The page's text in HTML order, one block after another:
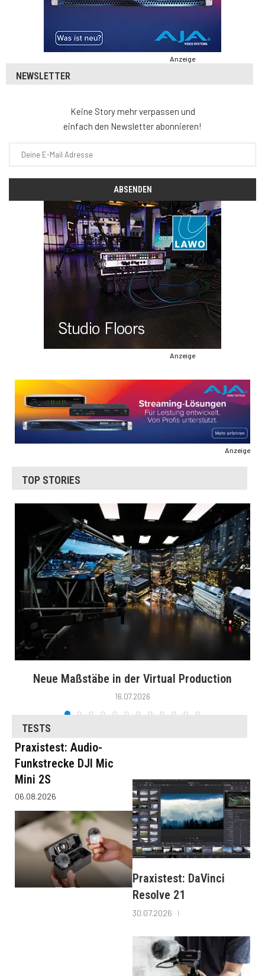
Anzeige
NEWSLETTER
Keine Story mehr verpassen und
einfach den Newsletter abonnieren!
Anzeige
Anzeige
TOP STORIES
Neue Maßstäbe in der Virtual Production
16.07.2026
TESTS
Praxistest: Audio-
Funkstrecke DJI Mic
Mini 2S
06.08.2026
Praxistest: DaVinci
Resolve 21
30.07.2026